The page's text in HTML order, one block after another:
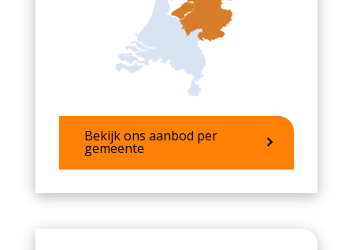
Bekijk ons aanbod per
gemeente